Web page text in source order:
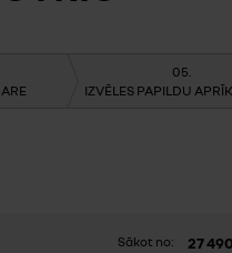
IZVĒLES PAPILDU
Sākot no: 27